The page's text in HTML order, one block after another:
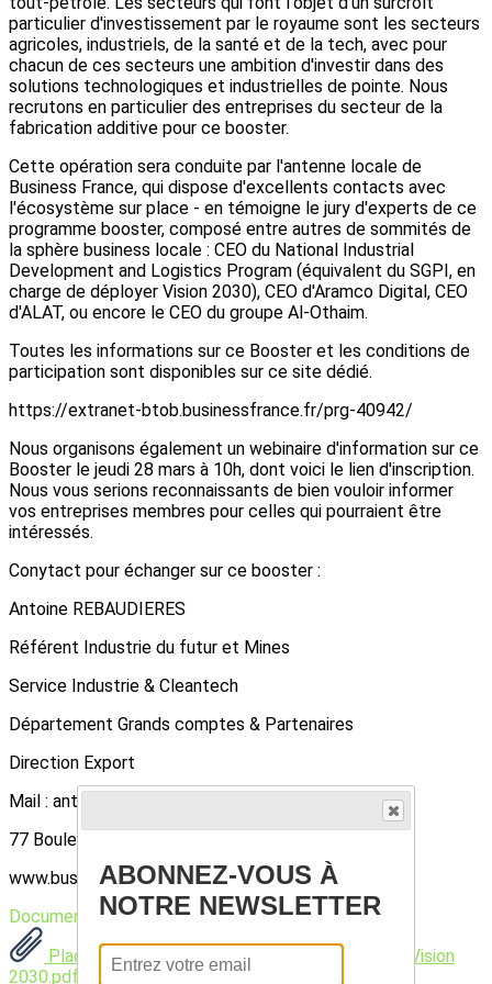
particulier d'investissement par le royaume sont les secteurs
agricoles, industriels, de la santé et de la tech, avec pour
chacun de ces secteurs une ambition d'investir dans des
solutions technologiques et industrielles de pointe. Nous
recrutons en particulier des entreprises du secteur de la
fabrication additive pour ce booster.
Cette opération sera conduite par l'antenne locale de
Business France, qui dispose d'excellents contacts avec
l'écosystème sur place - en témoigne le jury d'experts de ce
programme booster, composé entre autres de sommités de
la sphère business locale : CEO du National Industrial
Development and Logistics Program (équivalent du SGPI, en
charge de déployer Vision 2030), CEO d'Aramco Digital, CEO
d'ALAT, ou encore le CEO du groupe Al-Othaim.
Toutes les informations sur ce Booster et les conditions de
participation sont disponibles sur ce site dédié.
https://extranet-btob.businessfrance.fr/prg-40942/
Nous organisons également un webinaire d'information sur ce
Booster le jeudi 28 mars à 10h, dont voici le lien d'inscription.
Nous vous serions reconnaissants de bien vouloir informer
vos entreprises membres pour celles qui pourraient être
intéressés.
Conytact pour échanger sur ce booster :
Antoine REBAUDIERES
Référent Industrie du futur et Mines
Service Industrie & Cleantech
Département Grands comptes & Partenaires
Direction Export
Mail : antoine.rebaudieres (at)businessfrance.fr
77 Boulevard Saint-Jacques 75014 Paris
www.businessfrance.fr
Documents
Plaquette Grow Global 2024 - Arabie Saoudite Vision
2030.pdf
ABONNEZ-VOUS À
NOTRE NEWSLETTER